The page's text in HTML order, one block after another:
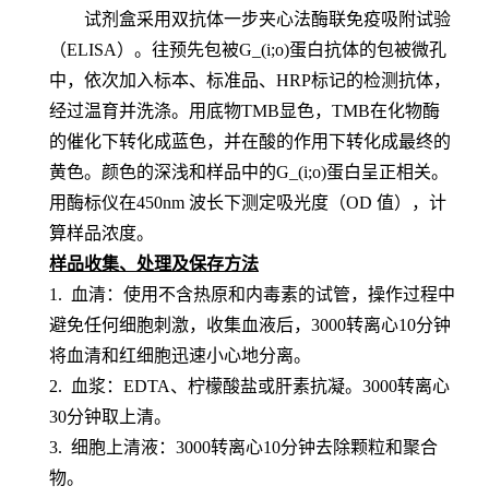
试剂盒采用双抗体一步夹心法酶联免疫吸附试验
（ELISA）。 往预先包被G_(i;o)蛋白抗体的包被微孔
中，依次加入标本、标准品、 HRP标记的检测抗体，
经过温育并洗涤。用底物TMB显色，TMB在化物酶
的催化下转化成蓝色，并在酸的作用下转化成最终的
黄色。颜色的深浅和样品中的G_(i;o)蛋白呈正相关。
用酶标仪在450nm 波长下测定吸光度（OD 值），计
算样品浓度。
样品收集、处理及保存方法
1. 血清：使用不含热原和内毒素的试管，操作过程中
避免任何细胞刺激，收集血液后，3000转离心10分钟
将血清和红细胞迅速小心地分离。
2. 血浆：EDTA、柠檬酸盐或肝素抗凝。3000转离心
30分钟取上清。
3. 细胞上清液：3000转离心10分钟去除颗粒和聚合
物。